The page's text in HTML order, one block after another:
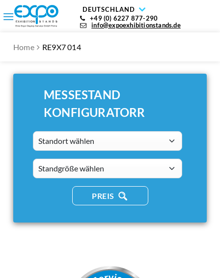
DEUTSCHLAND
+49 (0) 6227 877-290
info@expoexhibitionstands.de
Home RE9X7 014
MESSESTAND
KONFIGURATORR
Standort wählen
standsizes
PREIS